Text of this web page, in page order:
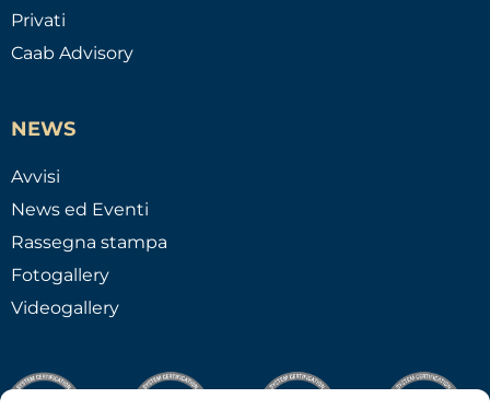
Privati
Caab Advisory
NEWS
Avvisi
News ed Eventi
Rassegna stampa
Fotogallery
Videogallery